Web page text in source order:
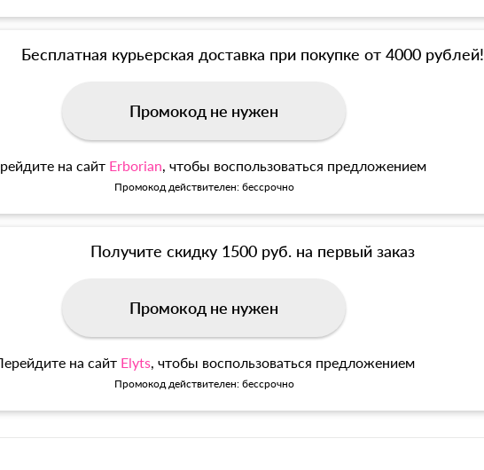
Бесплатная курьерская доставка при покупке от 4000 рублей!
Промокод не нужен
на сайт Erborian, чтобы воспользоваться предложением
Промокод действителен: бессрочно
Получите скидку 1500 руб. на первый заказ
Промокод не нужен
на сайт Elyts, чтобы воспользоваться предложением
Промокод действителен: бессрочно